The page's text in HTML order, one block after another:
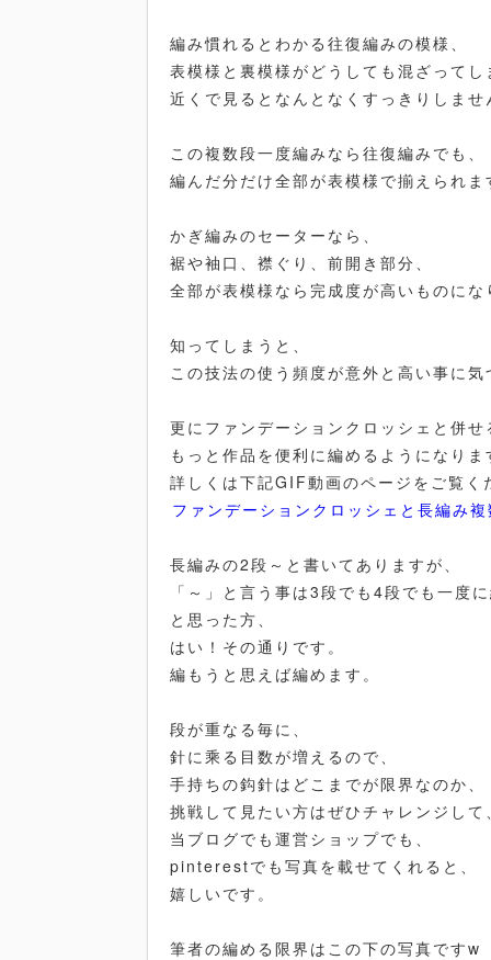
編み慣れるとわかる往復編みの模様、
表模様と裏模様がどうしても混ざってし
近くで見るとなんとなくすっきりしませ
この複数段一度編みなら往復編みでも、
編んだ分だけ全部が表模様で揃えられま
かぎ編みのセーターなら、
裾や袖口、襟ぐり、前開き部分、
全部が表模様なら完成度が高いものにな
知ってしまうと、
この技法の使う頻度が意外と高い事に
更にファンデーションクロッシェと併せ
もっと作品を便利に編めるようになりま
詳しくは下記GIF動画のページをご覧く
ファンデーションクロッシェと長編み
長編みの2段～と書いてありますが、
「～」と言う事は3段でも4段でも一度
と思った方、
はい！その通りです。
編もうと思えば編めます。
段が重なる毎に、
針に乘る目数が増えるので、
手持ちの鈎針はどこまでが限界なのか、
挑戦して見たい方はぜひチャレンジして
当ブログでも運営ショップでも、
pinterestでも写真を載せてくれると、
嬉しいです。
筆者の編める限界はこの下の写真ですw